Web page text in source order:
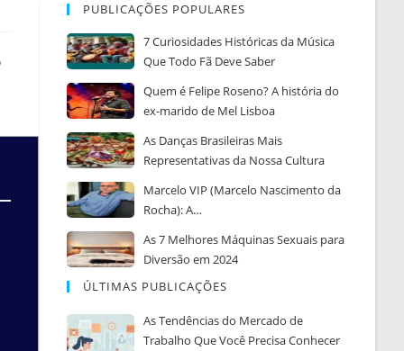
PUBLICAÇÕES POPULARES
7 Curiosidades Históricas da Música
Que Todo Fã Deve Saber
Quem é Felipe Roseno? A história do
ex-marido de Mel Lisboa
As Danças Brasileiras Mais
Representativas da Nossa Cultura
Marcelo VIP (Marcelo Nascimento da
Rocha): A…
As 7 Melhores Máquinas Sexuais para
Diversão em 2024
ÚLTIMAS PUBLICAÇÕES
As Tendências do Mercado de
Trabalho Que Você Precisa Conhecer